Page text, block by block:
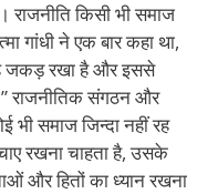
राजनीति किसी भी समाज
गांधी ने एक बार कहा था,
जकड़ रखा है और इससे
राजनीतिक संगठन और
भी समाज जिन्दा नहीं रह
रखना चाहता है, उसके
और हितों का ध्यान रखना